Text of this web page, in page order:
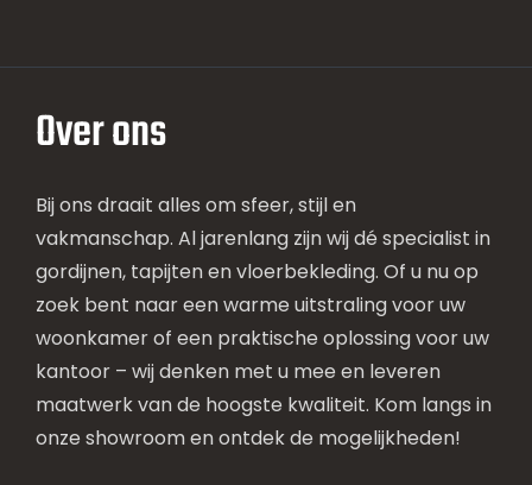
Over ons
Bij ons draait alles om sfeer, stijl en
vakmanschap. Al jarenlang zijn wij dé specialist in
gordijnen, tapijten en vloerbekleding. Of u nu op
zoek bent naar een warme uitstraling voor uw
woonkamer of een praktische oplossing voor uw
kantoor – wij denken met u mee en leveren
maatwerk van de hoogste kwaliteit. Kom langs in
onze showroom en ontdek de mogelijkheden!